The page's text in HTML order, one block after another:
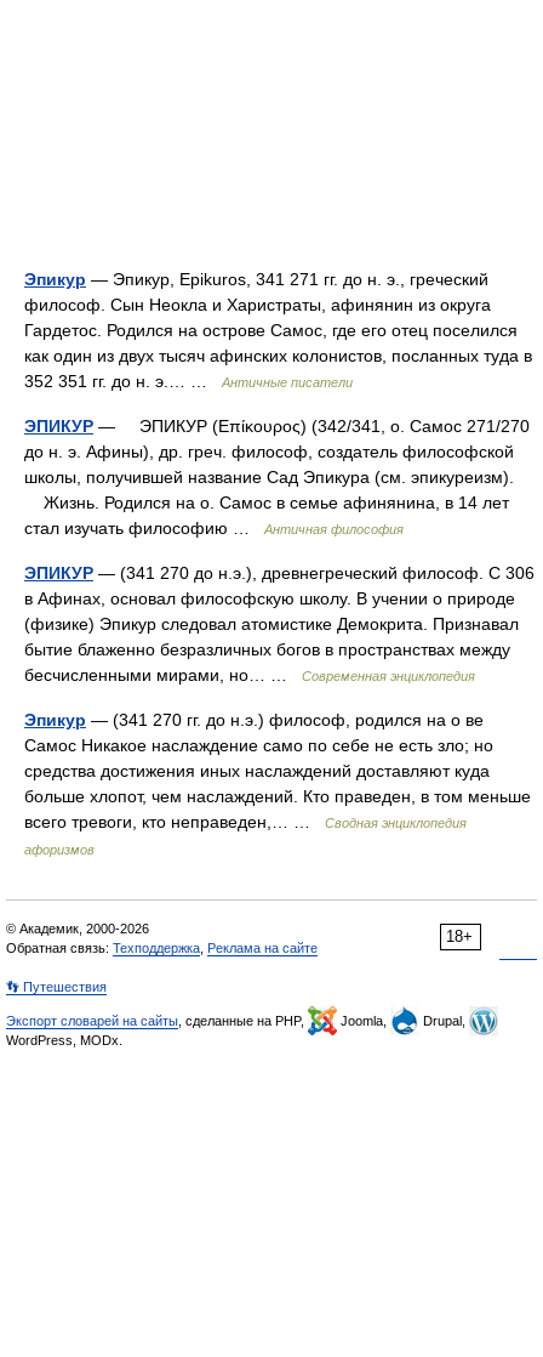
Эпикур — Эпикур, Epikuros, 341 271 гг. до н. э., греческий
философ. Сын Неокла и Харистраты, афинянин из округа
Гардетос. Родился на острове Самос, где его отец поселился
как один из двух тысяч афинских колонистов, посланных туда в
352 351 гг. до н. э.… …
Античные писатели
ЭПИКУР — ЭПИКУР (Επίκουρος) (342/341, о. Самос 271/270
до н. э. Афины), др. греч. философ, создатель философской
школы, получившей название Сад Эпикура (см. эпикуреизм).
Жизнь. Родился на о. Самос в семье афинянина, в 14 лет
стал изучать философию …
Античная философия
ЭПИКУР — (341 270 до н.э.), древнегреческий философ. С 306
в Афинах, основал философскую школу. В учении о природе
(физике) Эпикур следовал атомистике Демокрита. Признавал
бытие блаженно безразличных богов в пространствах между
бесчисленными мирами, но… …
Современная энциклопедия
Эпикур — (341 270 гг. до н.э.) философ, родился на о ве
Самос Никакое наслаждение само по себе не есть зло; но
средства достижения иных наслаждений доставляют куда
больше хлопот, чем наслаждений. Кто праведен, в том меньше
всего тревоги, кто неправеден,… …
Сводная энциклопедия
афоризмов
18+
© Академик, 2000-2026
Обратная связь: Техподдержка Реклама на сайте
👣 Путешествия
Экспорт словарей на сайты , сделанные на PHP, Joomla,
Drupal,
WordPress, MODx.